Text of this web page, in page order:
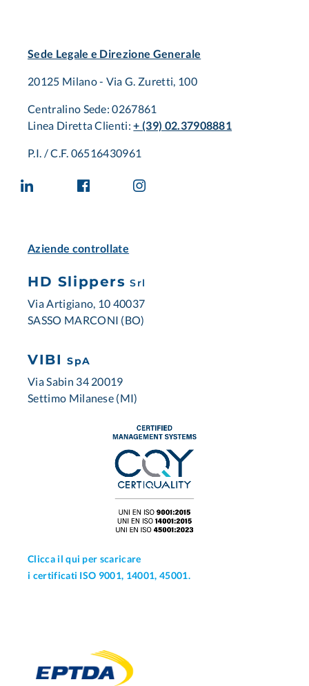
Sede Legale e Direzione Generale
20125 Milano - Via G. Zuretti, 100
Centralino Sede: 0267861
Linea Diretta Clienti:+ (39) 02.37908881
P.I. / C.F. 06516430961
Aziende controllate
HD Slippers Srl
Via Artigiano, 10 40037
SASSO MARCONI (BO)
VIBI SpA
Via Sabin 34 20019
Settimo Milanese (MI)
Clicca il qui per scaricare
i certificati ISO 9001, 14001, 45001.